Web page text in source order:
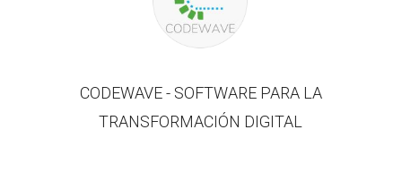
CODEWAVE - SOFTWARE PARA LA
TRANSFORMACIÓN DIGITAL